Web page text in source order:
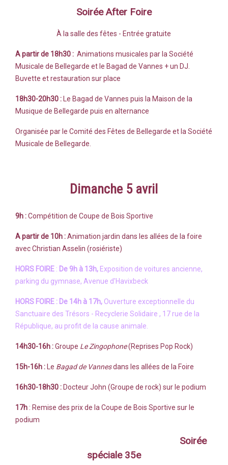
Soirée After Foire
À la salle des fêtes - Entrée gratuite
A partir de 18h30 : Animations musicales par la Société
Musicale de Bellegarde et le Bagad de Vannes + un DJ.
Buvette et restauration sur place
18h30-20h30 : Le Bagad de Vannes puis la Maison de la
Musique de Bellegarde puis en alternance
Organisée par le Comité des Fêtes de Bellegarde et la Société
Musicale de Bellegarde.
Dimanche 5 avril
9h :Compétition de Coupe de Bois Sportive
A partir de 10h :Animation jardin dans les allées de la foire
avec Christian Asselin (rosiériste)
HORS FOIRE : De 9h à 13h, Exposition de voitures ancienne,
parking du gymnase, Avenue d'Havixbeck
HORS FOIRE : De 14h à 17h, Ouverture exceptionnelle du
Sanctuaire des Trésors - Recyclerie Solidaire , 17 rue de la
République, au profit de la cause animale.
14h30-16h :Groupe Le Zingophone(Reprises Pop Rock)
15h-16h : Le Bagad de Vannesdans les allées de la Foire
16h30-18h30 : Docteur John (Groupe de rock) sur le podium
17h : Remise des prix de la Coupe de Bois Sportive sur le
podium
Soirée
spéciale 35e